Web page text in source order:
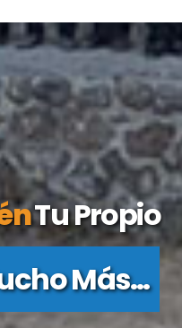
Tu Propio
Más...